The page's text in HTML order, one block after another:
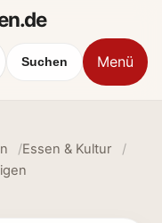
Suchen Menü
Essen & Kultur